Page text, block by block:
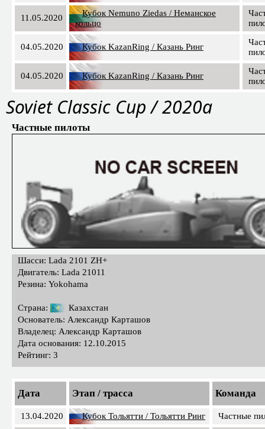
11.05.2020
Кубок Nemuno Ziedas / Неманское
кольцо
04.05.2020 Кубок KazanRing / Казань Ринг
04.05.2020 Кубок KazanRing / Казань Ринг
Soviet Classic Cup / 2020a
Частные пилоты
Шасси: Lada 2101 ZH+
Двигатель: Lada 21011
Резина: Yokohama
Страна:
Казахстан
Основатель: Александр Карташов
Владелец: Александр Карташов
Дата основания: 12.10.2015
Рейтинг: 3
Дата Этап / трасса Команда
13.04.2020 Кубок Тольятти / Тольятти Ринг
Частные